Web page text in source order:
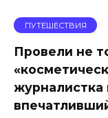
ПУТЕШЕСТВИЯ
Провели не
журналистка